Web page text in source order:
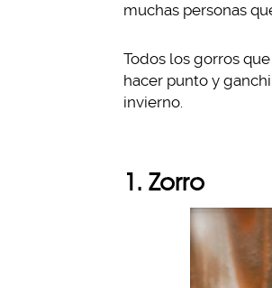
muchas personas
Todos los gorros
hacer punto y
invierno.
1. Zorro